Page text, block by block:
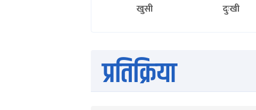
खुसी दुःखी
प्रतिक्रिया